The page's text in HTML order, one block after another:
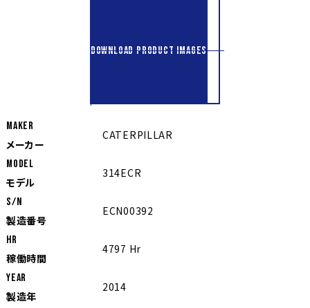
DOWNLOAD PRODUCT IMAGES
MAKER
メーカー
CATERPILLAR
MODEL
モデル
314ECR
S/N
製造番号
ECN00392
Hr
稼働時間
4797 Hr
YEAR
製造年
2014